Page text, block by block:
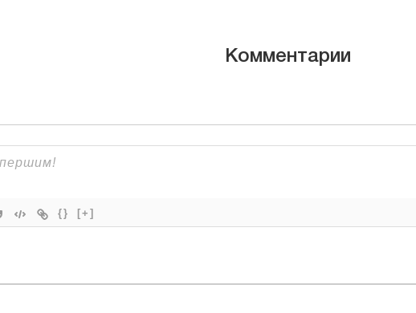
Комментарии
{} [+]